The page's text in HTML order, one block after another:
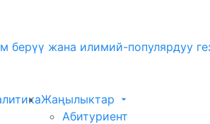
берүү жана илимий-популярдуу
Жаңылыктар
Абитуриент